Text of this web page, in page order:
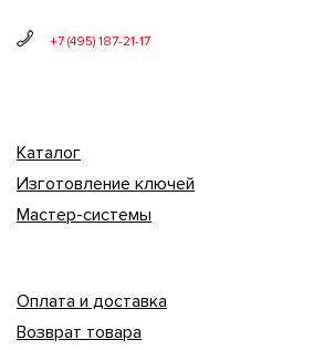
+7 (495) 187-21-17
Каталог
Изготовление ключей
Мастер-системы
Оплата и доставка
Возврат товара